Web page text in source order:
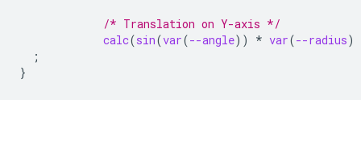
/* Translation on Y-axis */
calc(sin(var(--angle)) * var(--radius)
;
}